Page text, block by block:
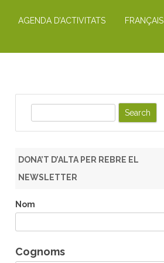
AGENDA D’ACTIVITATS FRANÇAIS
h
DONA’T D’ALTA PER REBRE EL
NEWSLETTER
Nom
Cognoms